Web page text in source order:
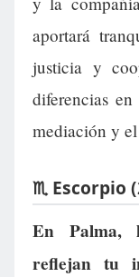
aportará
justicia y
diferencias
mediación y
♏ Escorpio
En Palma,
reflejan tu